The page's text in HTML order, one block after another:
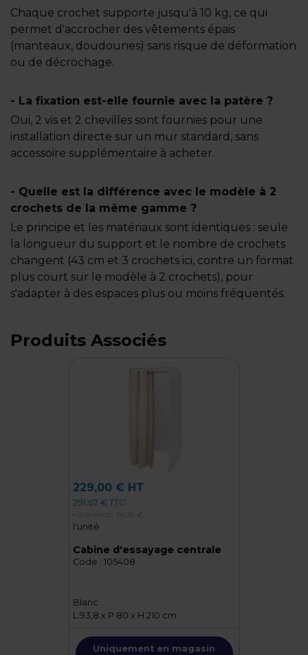
Chaque crochet supporte jusqu'à 10 kg, ce qui
permet d'accrocher des vêtements épais
(manteaux, doudounes) sans risque de déformation
ou de décrochage.
- La fixation est-elle fournie avec la patère ?
Oui, 2 vis et 2 chevilles sont fournies pour une
installation directe sur un mur standard, sans
accessoire supplémentaire à acheter.
- Quelle est la différence avec le modèle à 2
crochets de la même gamme ?
Le principe et les matériaux sont identiques ; seule
la longueur du support et le nombre de crochets
changent (43 cm et 3 crochets ici, contre un format
plus court sur le modèle à 2 crochets), pour
s'adapter à des espaces plus ou moins fréquentés.
Produits Associés
229,00 € HT
291,67 € TTC
+ éco-mob. 14,06 €
l'unité
Cabine d'essayage centrale
Code : 105408
Blanc
L 93,8 x P 80 x H 210 cm
Uniquement en magasin